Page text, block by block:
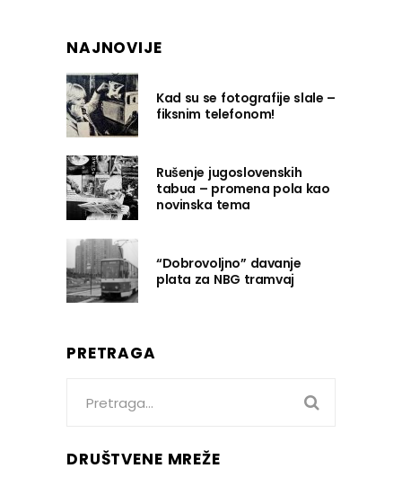
NAJNOVIJE
Kad su se fotografije slale –
fiksnim telefonom!
Rušenje jugoslovenskih
tabua – promena pola kao
novinska tema
“Dobrovoljno” davanje
plata za NBG tramvaj
PRETRAGA
DRUŠTVENE MREŽE